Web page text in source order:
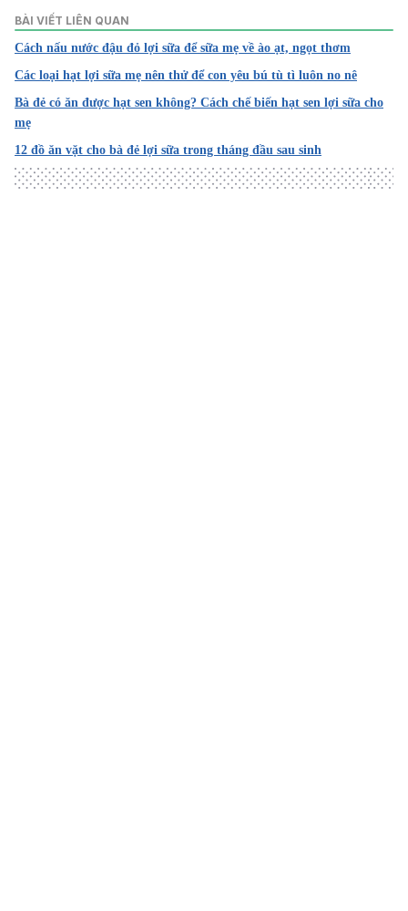
BÀI VIẾT LIÊN QUAN
Cách nấu nước đậu đỏ lợi sữa để sữa mẹ về ào ạt, ngọt thơm
Các loại hạt lợi sữa mẹ nên thử để con yêu bú tù tì luôn no nê
Bà đẻ có ăn được hạt sen không? Cách chế biến hạt sen lợi sữa cho
mẹ
12 đồ ăn vặt cho bà đẻ lợi sữa trong tháng đầu sau sinh